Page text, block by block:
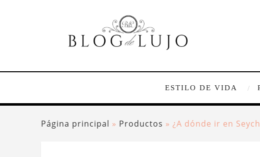
ESTILO DE VIDA
Página principal » Productos » ¿A dónde ir en